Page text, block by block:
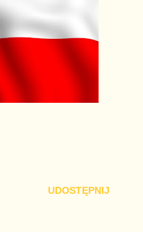
UDOSTĘPNIJ